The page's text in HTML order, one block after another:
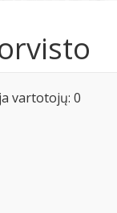
vartotojų: 0